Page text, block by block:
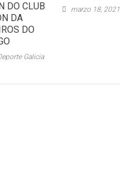
DO CLUB
DA
DO
Galicia
marzo 18, 2021